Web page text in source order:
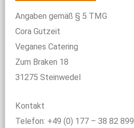
Angaben gemäß § 5 TMG
Cora Gutzeit
Veganes Catering
Zum Braken 18
31275 Steinwedel
Kontakt
Telefon: +49 (0) 177 – 38 82 899